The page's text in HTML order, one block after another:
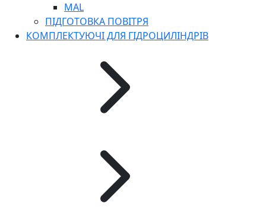
MAL
ПІДГОТОВКА ПОВІТРЯ
КОМПЛЕКТУЮЧІ ДЛЯ ГІДРОЦИЛІНДРІВ